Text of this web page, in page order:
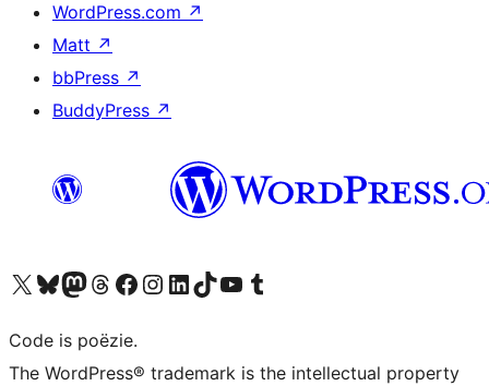
WordPress.com ↗
Matt ↗
bbPress ↗
BuddyPress ↗
Bezoek ons X (voorheen Twitter) account
Bezoek ons Bluesky account
Bezoek ons Mastodon account
Bezoek ons Threads account
Onze Facebook pagina bezoeken
Bezoek ons Instagram account
Bezoek ons LinkedIn account
Bezoek ons TikTok account
Bezoek ons YouTube kanaalBezoek ons Tumblr account
Code is poëzie.
The WordPress® trademark is the intellectual property